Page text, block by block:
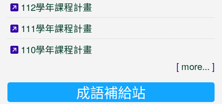
112學年課程計畫
111學年課程計畫
110學年課程計畫
[ more... ]
成語補給站